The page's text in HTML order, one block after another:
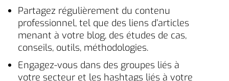
Partagez régulièrement du contenu
professionnel, tel que des liens d’articles
menant à votre blog, des études de cas,
conseils, outils, méthodologies.
Engagez-vous dans des groupes liés à
votre secteur et les hashtags liés à votre